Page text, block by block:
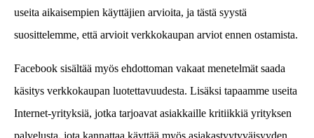
useita aikaisempien käyttäjien arvioita, ja tästä syystä
suosittelemme, että arvioit verkkokaupan arviot ennen ostamista.
Facebook sisältää myös ehdottoman vakaat menetelmät saada
käsitys verkkokaupan luotettavuudesta. Lisäksi tapaamme useita
Internet-yrityksiä, jotka tarjoavat asiakkaille kritiikkiä yrityksen
palvelusta, jota kannattaa käyttää myös asiakastyytyväisyyden